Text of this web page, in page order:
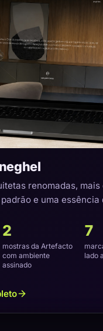
renomadas, mais
e uma essência
2
mostras da Artefacto
com ambiente
assinado
7
lado